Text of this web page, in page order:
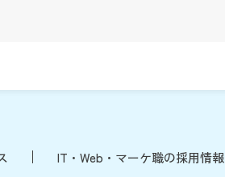
IT・Web・マーケ職の採用情報